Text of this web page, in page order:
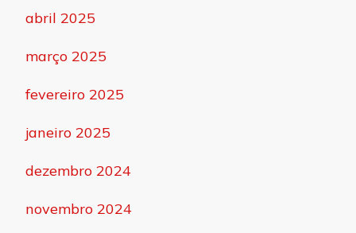
abril 2025
março 2025
fevereiro 2025
janeiro 2025
dezembro 2024
novembro 2024